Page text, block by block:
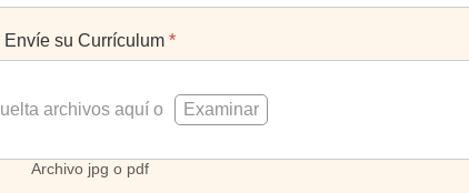
Envíe su Currículum *
archivos aquí o Examinar
Archivo jpg o pdf